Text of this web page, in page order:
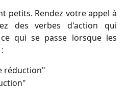
petits. Rendez votre appel à
des verbes d'action qui
qui se passe lorsque les
réduction"